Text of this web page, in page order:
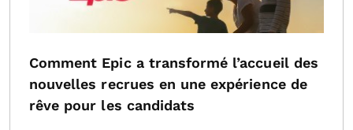
Comment Epic a transformé l’accueil des
nouvelles recrues en une expérience de
rêve pour les candidats